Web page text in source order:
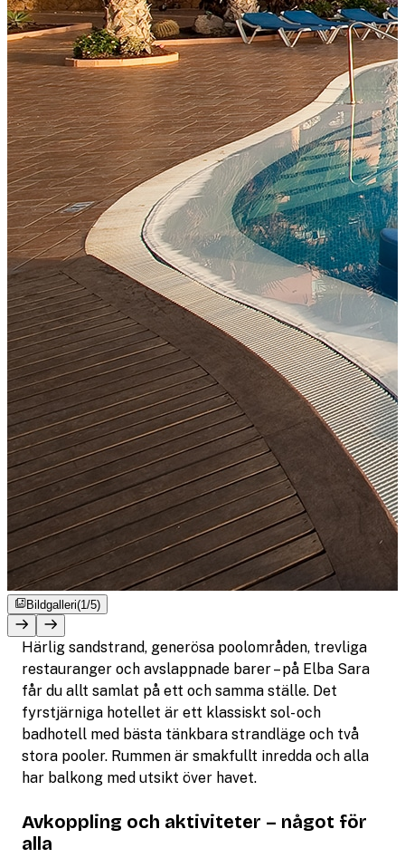
Bildgalleri(1/5)
Härlig sandstrand, generösa poolområden, trevliga
restauranger och avslappnade barer – på Elba Sara
får du allt samlat på ett och samma ställe. Det
fyrstjärniga hotellet är ett klassiskt sol- och
badhotell med bästa tänkbara strandläge och två
stora pooler. Rummen är smakfullt inredda och alla
har balkong med utsikt över havet.
Avkoppling och aktiviteter – något för
alla